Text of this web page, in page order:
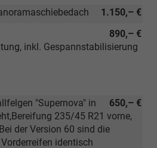
1.150,– €
890,– €
inkl. Gespannstabilisierung
650,– €
"Supernova" in
235/45 R21 vorne,
der Version 60 sind die
identisch